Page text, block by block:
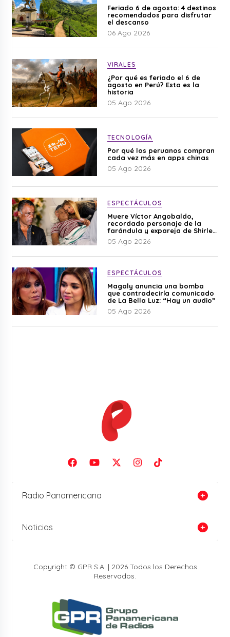
Feriado 6 de agosto: 4 destinos
recomendados para disfrutar
el descanso
06 Ago 2026
VIRALES
¿Por qué es feriado el 6 de
agosto en Perú? Esta es la
historia
05 Ago 2026
TECNOLOGÍA
Por qué los peruanos compran
cada vez más en apps chinas
05 Ago 2026
ESPECTÁCULOS
Muere Víctor Angobaldo,
recordado personaje de la
farándula y expareja de Shirley
Cherres
05 Ago 2026
ESPECTÁCULOS
Magaly anuncia una bomba
que contradeciría comunicado
de La Bella Luz: “Hay un audio”
05 Ago 2026
Radio Panamericana
Noticias
Copyright © GPR S.A. | 2026 Todos los Derechos
Reservados.